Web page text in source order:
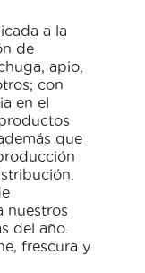
a la
de
apio,
con
en el
que
nuestros
del año.
frescura y